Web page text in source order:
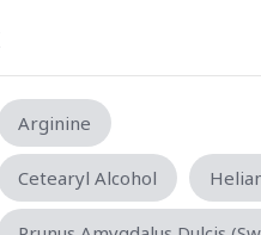
Arginine
Cetearyl Alcohol